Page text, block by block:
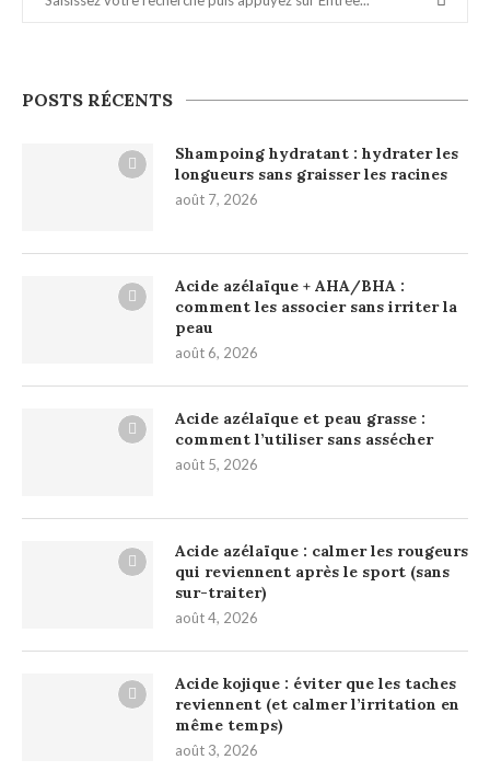
POSTS RÉCENTS
Shampoing hydratant : hydrater les
longueurs sans graisser les racines
août 7, 2026
Acide azélaïque + AHA/BHA :
comment les associer sans irriter la
peau
août 6, 2026
Acide azélaïque et peau grasse :
comment l’utiliser sans assécher
août 5, 2026
Acide azélaïque : calmer les rougeurs
qui reviennent après le sport (sans
sur-traiter)
août 4, 2026
Acide kojique : éviter que les taches
reviennent (et calmer l’irritation en
même temps)
août 3, 2026